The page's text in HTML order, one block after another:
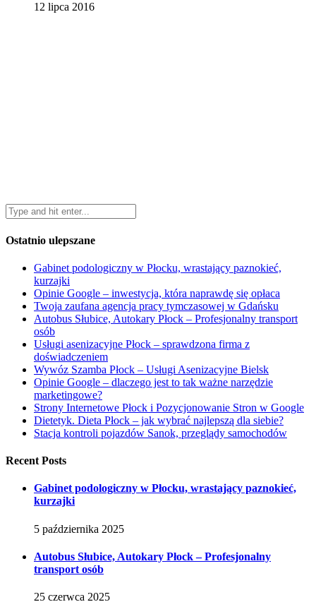
12 lipca 2016
Ostatnio ulepszane
Gabinet podologiczny w Płocku, wrastający paznokieć,
kurzajki
Opinie Google – inwestycja, która naprawdę się opłaca
Twoja zaufana agencja pracy tymczasowej w Gdańsku
Autobus Słubice, Autokary Płock – Profesjonalny transport
osób
Usługi asenizacyjne Płock – sprawdzona firma z
doświadczeniem
Wywóz Szamba Płock – Usługi Asenizacyjne Bielsk
Opinie Google – dlaczego jest to tak ważne narzędzie
marketingowe?
Strony Internetowe Płock i Pozycjonowanie Stron w Google
Dietetyk. Dieta Płock – jak wybrać najlepszą dla siebie?
Stacja kontroli pojazdów Sanok, przeglądy samochodów
Recent Posts
Gabinet podologiczny w Płocku, wrastający paznokieć,
kurzajki
5 października 2025
Autobus Słubice, Autokary Płock – Profesjonalny
transport osób
25 czerwca 2025